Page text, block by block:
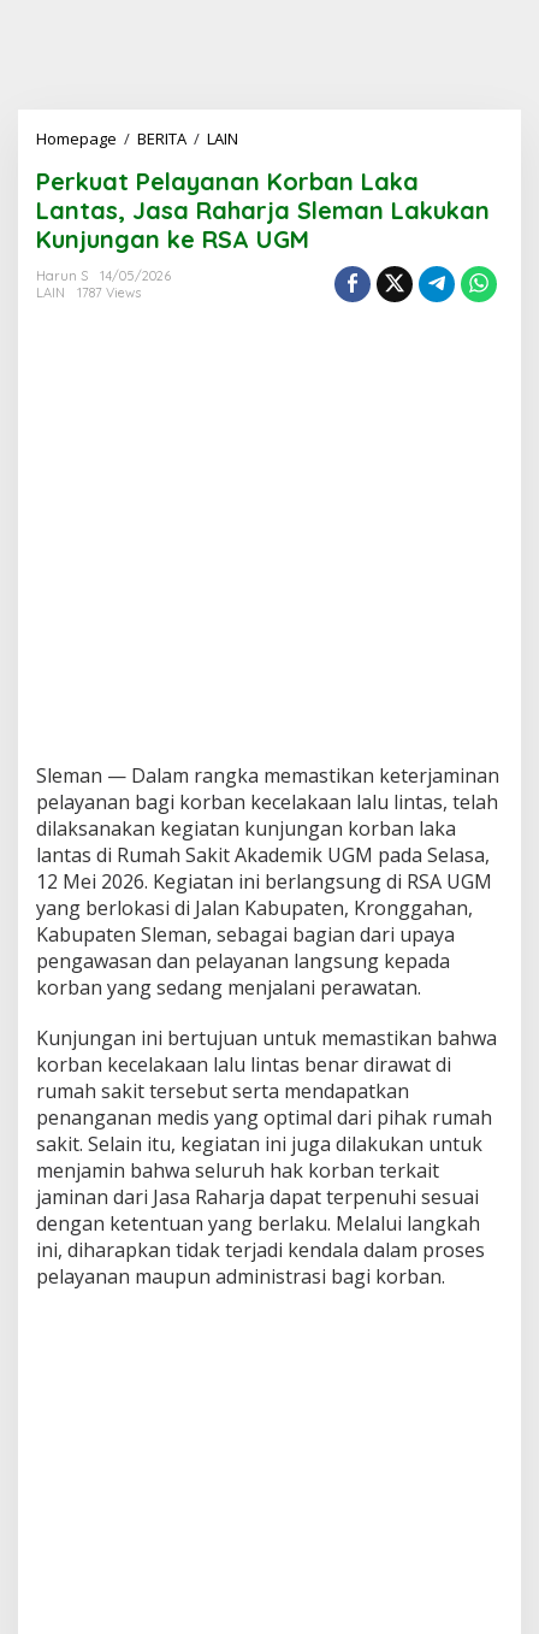
Homepage / BERITA / LAIN
Korban
Laka
Lantas,
Jasa
Perkuat Pelayanan Korban Laka
Lantas, Jasa Raharja Sleman Lakukan
Kunjungan ke RSA UGM
Harun S
14/05/2026
LAIN
1787 Views
Sleman — Dalam rangka memastikan keterjaminan
pelayanan bagi korban kecelakaan lalu lintas, telah
dilaksanakan kegiatan kunjungan korban laka
lantas di Rumah Sakit Akademik UGM pada Selasa,
12 Mei 2026. Kegiatan ini berlangsung di RSA UGM
yang berlokasi di Jalan Kabupaten, Kronggahan,
Kabupaten Sleman, sebagai bagian dari upaya
pengawasan dan pelayanan langsung kepada
korban yang sedang menjalani perawatan.
Kunjungan ini bertujuan untuk memastikan bahwa
korban kecelakaan lalu lintas benar dirawat di
rumah sakit tersebut serta mendapatkan
penanganan medis yang optimal dari pihak rumah
sakit. Selain itu, kegiatan ini juga dilakukan untuk
menjamin bahwa seluruh hak korban terkait
jaminan dari Jasa Raharja dapat terpenuhi sesuai
dengan ketentuan yang berlaku. Melalui langkah
ini, diharapkan tidak terjadi kendala dalam proses
pelayanan maupun administrasi bagi korban.